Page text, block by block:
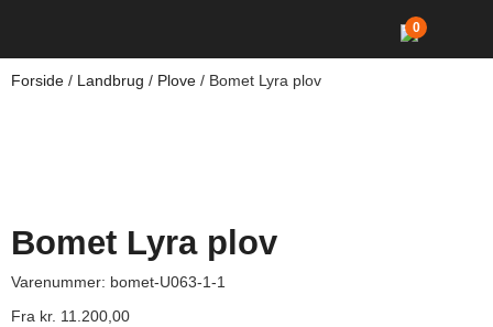
0
Forside / Landbrug / Plove / Bomet Lyra plov
Bomet Lyra plov
Varenummer: bomet-U063-1-1
Fra kr. 11.200,00